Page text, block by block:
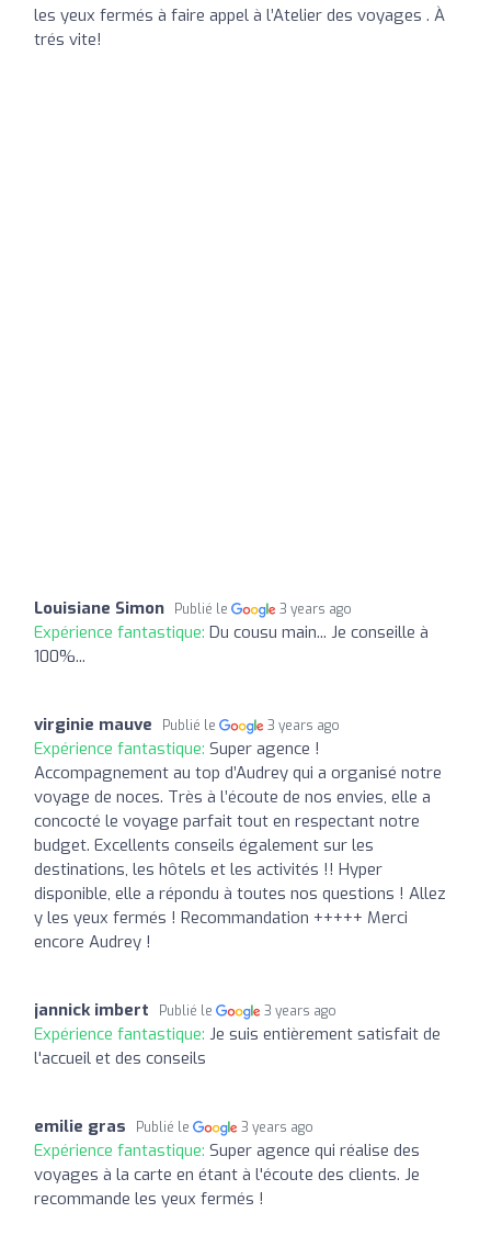
les yeux fermés à faire appel à l’Atelier des voyages . À
trés vite!
Louisiane Simon Publié le 3 years ago
Expérience fantastique: Du cousu main... Je conseille à
100%...
virginie mauve Publié le 3 years ago
Expérience fantastique: Super agence !
Accompagnement au top d’Audrey qui a organisé notre
voyage de noces. Très à l’écoute de nos envies, elle a
concocté le voyage parfait tout en respectant notre
budget. Excellents conseils également sur les
destinations, les hôtels et les activités !! Hyper
disponible, elle a répondu à toutes nos questions ! Allez
y les yeux fermés ! Recommandation +++++ Merci
encore Audrey !
jannick imbert Publié le 3 years ago
Expérience fantastique: Je suis entièrement satisfait de
l'accueil et des conseils
emilie gras Publié le 3 years ago
Expérience fantastique: Super agence qui réalise des
voyages à la carte en étant à l'écoute des clients. Je
recommande les yeux fermés !